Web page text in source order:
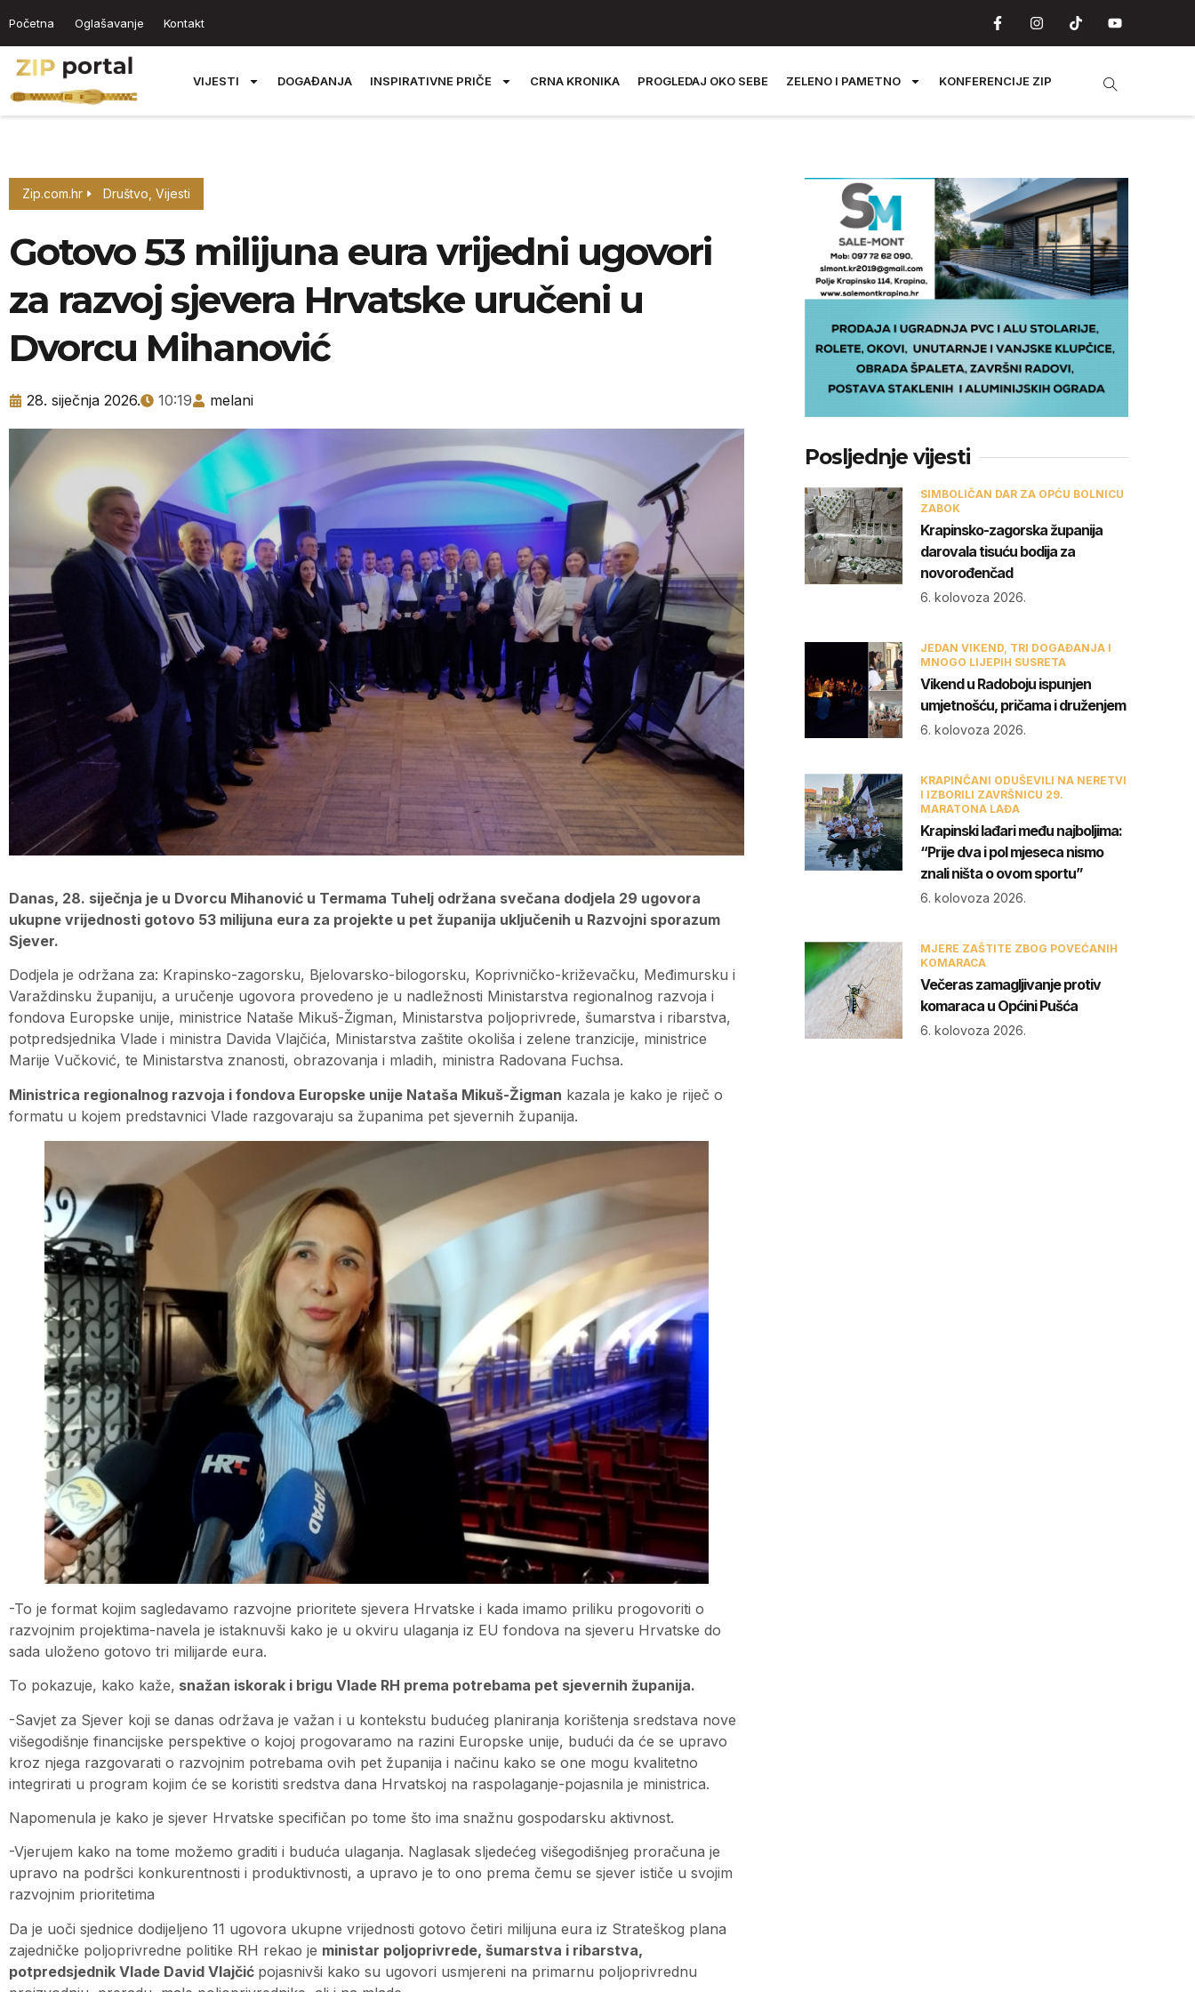
Početna Oglašavanje Kontakt
VIJESTI DOGAĐANJA INSPIRATIVNE PRIČE CRNA KRONIKA PROGLEDAJ OKO SEBE ZELENO I PAMETNO KONFERENCIJE ZIP
Zip.com.hr Društvo Vijesti
Gotovo 53 milijuna eura vrijedni ugovori
za razvoj sjevera Hrvatske uručeni u
Dvorcu Mihanović
28. siječnja 2026. 10:19 melani
Danas, 28. siječnja je u Dvorcu Mihanović u Termama Tuhelj održana svečana dodjela 29 ugovora
ukupne vrijednosti gotovo 53 milijuna eura za projekte u pet županija uključenih u Razvojni sporazum
Sjever.
Dodjela je održana za: Krapinsko-zagorsku, Bjelovarsko-bilogorsku, Koprivničko-križevačku, Međimursku i
Varaždinsku županiju, a uručenje ugovora provedeno je u nadležnosti Ministarstva regionalnog razvoja i
fondova Europske unije, ministrice Nataše Mikuš-Žigman, Ministarstva poljoprivrede, šumarstva i ribarstva,
potpredsjednika Vlade i ministra Davida Vlajčića, Ministarstva zaštite okoliša i zelene tranzicije, ministrice
Marije Vučković, te Ministarstva znanosti, obrazovanja i mladih, ministra Radovana Fuchsa.
Ministrica regionalnog razvoja i fondova Europske unije Nataša Mikuš-Žigman kazala je kako je riječ o
formatu u kojem predstavnici Vlade razgovaraju sa županima pet sjevernih županija.
-To je format kojim sagledavamo razvojne prioritete sjevera Hrvatske i kada imamo priliku progovoriti o
razvojnim projektima-navela je istaknuvši kako je u okviru ulaganja iz EU fondova na sjeveru Hrvatske do
sada uloženo gotovo tri milijarde eura.
To pokazuje, kako kaže, snažan iskorak i brigu Vlade RH prema potrebama pet sjevernih županija.
-Savjet za Sjever koji se danas održava je važan i u kontekstu budućeg planiranja korištenja sredstava nove
višegodišnje financijske perspektive o kojoj progovaramo na razini Europske unije, budući da će se upravo
kroz njega razgovarati o razvojnim potrebama ovih pet županija i načinu kako se one mogu kvalitetno
integrirati u program kojim će se koristiti sredstva dana Hrvatskoj na raspolaganje-pojasnila je ministrica.
Napomenula je kako je sjever Hrvatske specifičan po tome što ima snažnu gospodarsku aktivnost.
-Vjerujem kako na tome možemo graditi i buduća ulaganja. Naglasak sljedećeg višegodišnjeg proračuna je
upravo na podršci konkurentnosti i produktivnosti, a upravo je to ono prema čemu se sjever ističe u svojim
razvojnim prioritetima
Da je uoči sjednice dodijeljeno 11 ugovora ukupne vrijednosti gotovo četiri milijuna eura iz Strateškog plana
zajedničke poljoprivredne politike RH rekao je ministar poljoprivrede, šumarstva i ribarstva,
potpredsjednik Vlade David Vlajčić pojasnivši kako su ugovori usmjereni na primarnu poljoprivrednu
Posljednje vijesti
SIMBOLIČAN DAR ZA OPĆU BOLNICU
ZABOK
Krapinsko-zagorska županija
darovala tisuću bodija za
novorođenčad
6. kolovoza 2026.
JEDAN VIKEND, TRI DOGAĐANJA I
MNOGO LIJEPIH SUSRETA
Vikend u Radoboju ispunjen
umjetnošću, pričama i druženjem
6. kolovoza 2026.
KRAPINČANI ODUŠEVILI NA NERETVI
I IZBORILI ZAVRŠNICU 29.
MARATONA LAĐA
Krapinski lađari među najboljima:
“Prije dva i pol mjeseca nismo
znali ništa o ovom sportu”
6. kolovoza 2026.
MJERE ZAŠTITE ZBOG POVEĆANIH
KOMARACA
Večeras zamagljivanje protiv
komaraca u Općini Pušća
6. kolovoza 2026.